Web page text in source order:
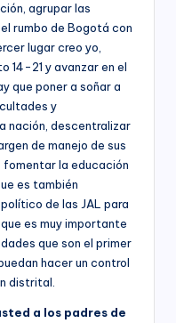
agrupar las
rumbo de Bogotá con
lugar creo yo,
14-21 y avanzar en el
que poner a soñar a
y
nación, descentralizar
de manejo de sus
fomentar la educación
es también
de las JAL para
es muy importante
que son el primer
hacer un control
distrital.
a los padres de